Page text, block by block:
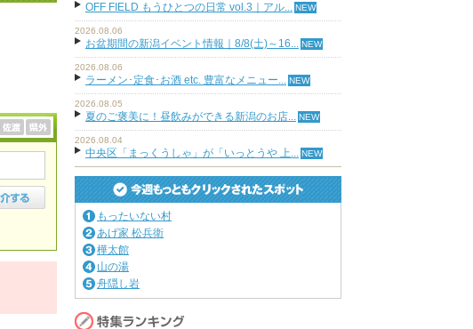
OFF FIELD もうひとつの日常 vol.3｜アル...
2026.08.06
お盆期間の新潟イベント情報｜8/8(土)～16...
2026.08.06
ラーメン･定食･お酒 etc. 豊富なメニュー...
2026.08.05
夏のご褒美に！昼飲みができる新潟のお店...
2026.08.04
中央区「まっくうしゃ」が「いっとうや 上...
もったいない村
あげ家 松兵衛
樺太館
山の湯
舟隠し岩